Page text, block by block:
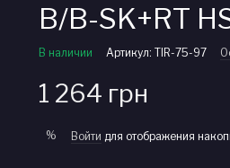
B/B-SK+RT
В наличии Артикул: TIR-75-97
1 264 грн
% Войти для отображения